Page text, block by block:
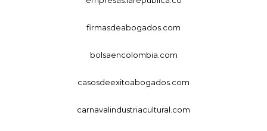
firmasdeabogados.com
bolsaencolombia.com
casosdeexitoabogados.com
carnavalindustriacultural.com